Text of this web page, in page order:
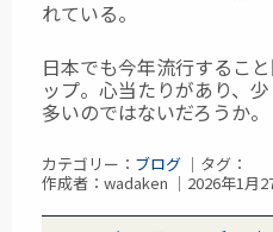
れている。
日本でも今年流行するこ
ップ。心当たりがあり、
多いのではないだろうか。
カテゴリー： ブログ ｜タグ：
作成者：wadaken ｜2026年1月